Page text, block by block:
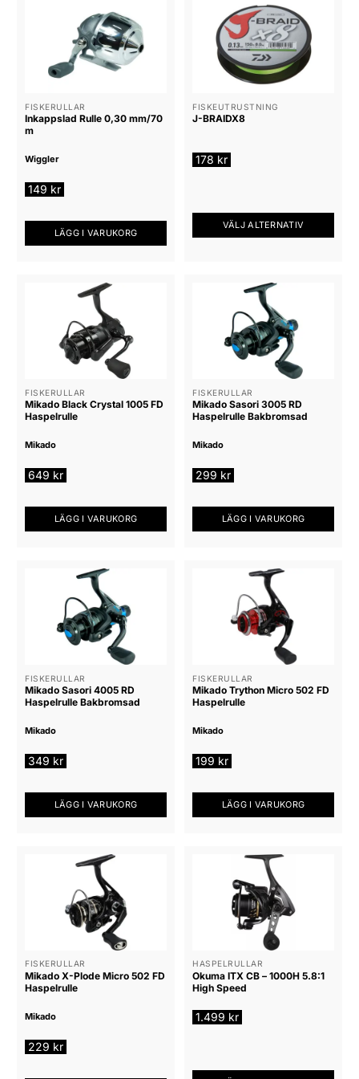
FISKERULLAR
Inkappslad Rulle 0,30 mm/70
m
Wiggler
149 kr
LÄGG I VARUKORG
FISKEUTRUSTNING
J-BRAIDX8
178 kr
VÄLJ ALTERNATIV
varianter.
kan
väljas
produktsidan
FISKERULLAR
Mikado Black Crystal 1005 FD
Haspelrulle
Mikado
649 kr
LÄGG I VARUKORG
FISKERULLAR
Mikado Sasori 3005 RD
Haspelrulle Bakbromsad
Mikado
299 kr
LÄGG I VARUKORG
FISKERULLAR
Mikado Sasori 4005 RD
Haspelrulle Bakbromsad
Mikado
349 kr
LÄGG I VARUKORG
FISKERULLAR
Mikado Trython Micro 502 FD
Haspelrulle
Mikado
199 kr
LÄGG I VARUKORG
FISKERULLAR
Mikado X-Plode Micro 502 FD
Haspelrulle
Mikado
229 kr
HASPELRULLAR
Okuma ITX CB – 1000H 5.8:1
High Speed
1.499 kr